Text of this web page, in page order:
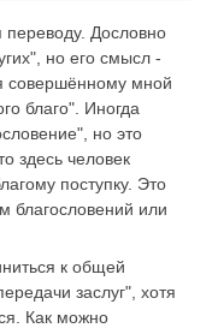
Дословно
но его смысл -
совершённому мной
благо". Иногда
но это
здесь человек
поступку. Это
благословений или
к общей
заслуг", хотя
Как можно